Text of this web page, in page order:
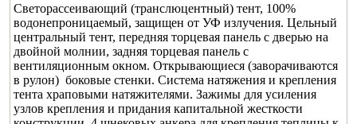
Светорассеивающий (транслюцентный) тент, 100%
водонепроницаемый, защищен от УФ излучения. Цельный
центральный тент, передняя торцевая панель с дверью на
двойной молнии, задняя торцевая панель с
вентиляционным окном. Открывающиеся (заворачиваются
в рулон) боковые стенки. Система натяжения и крепления
тента храповыми натяжителями. Зажимы для усиления
узлов крепления и придания капитальной жесткости